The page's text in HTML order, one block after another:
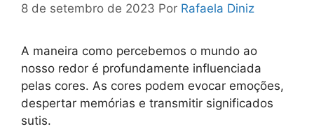
8 de setembro de 2023 Por Rafaela Diniz
A maneira como percebemos o mundo ao
nosso redor é profundamente influenciada
pelas cores. As cores podem evocar emoções,
despertar memórias e transmitir significados
sutis.